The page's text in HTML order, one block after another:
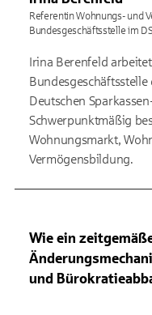
Referentin Wohnungs- und
Bundesgeschäftsstelle im
Irina Berenfeld
Deutschen
Schwerpunktmäßig
Wohnungsmarkt,
Vermögensbildung.
Wie ein
und